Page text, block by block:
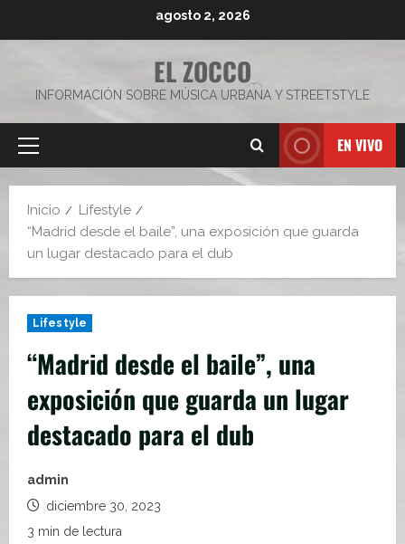
agosto 2, 2026
EL ZOCCO
INFORMACIÓN SOBRE MÚSICA URBANA Y STREETSTYLE
Menú
EN VIVO
Inicio
Lifestyle
“Madrid desde el baile”, una exposición que guarda
un lugar destacado para el dub
Lifestyle
“Madrid desde el baile”, una
exposición que guarda un lugar
destacado para el dub
admin
diciembre 30, 2023
3 min de lectura